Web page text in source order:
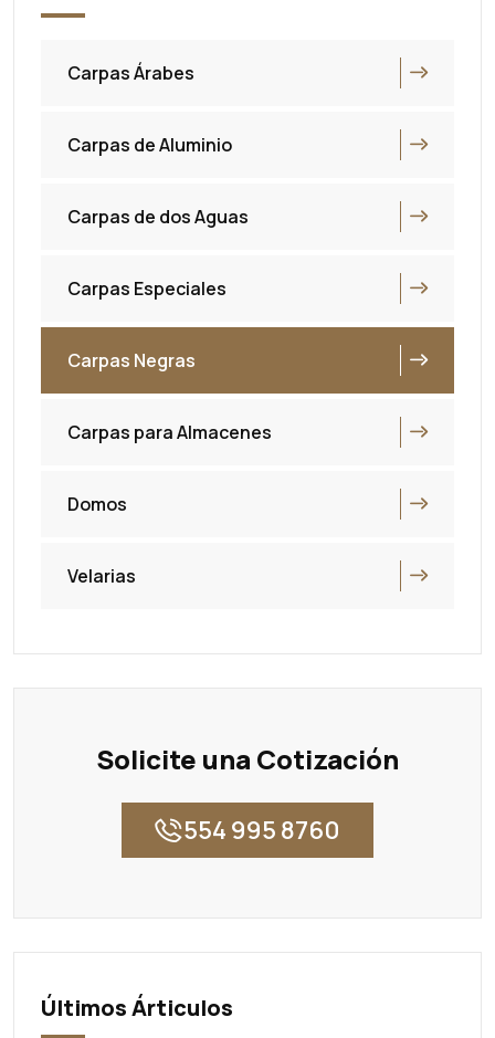
Carpas Árabes
Carpas de Aluminio
Carpas de dos Aguas
Carpas Especiales
Carpas Negras
Carpas para Almacenes
Domos
Velarias
Solicite una Cotización
554 995 8760
Últimos Árticulos